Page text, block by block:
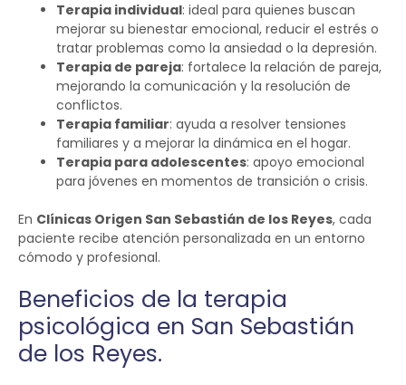
Terapia individual: ideal para quienes buscan
mejorar su bienestar emocional, reducir el estrés o
tratar problemas como la ansiedad o la depresión.
Terapia de pareja: fortalece la relación de pareja,
mejorando la comunicación y la resolución de
conflictos.
Terapia familiar: ayuda a resolver tensiones
familiares y a mejorar la dinámica en el hogar.
Terapia para adolescentes: apoyo emocional
para jóvenes en momentos de transición o crisis.
En Clínicas Origen San Sebastián de los Reyes, cada
paciente recibe atención personalizada en un entorno
cómodo y profesional.
Beneficios de la terapia
psicológica en San Sebastián
de los Reyes.